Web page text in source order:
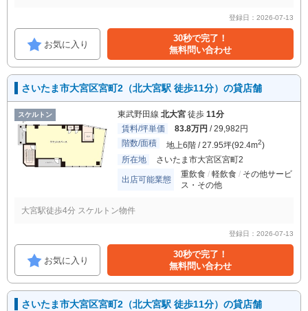
登録日：2026-07-13
お気に入り
30秒で完了！
無料問い合わせ
さいたま市大宮区宮町2（北大宮駅 徒歩11分）の貸店舗
スケルトン 東武野田線 北大宮 徒歩 11分
賃料/坪単価
83.8万円 / 29,982円
階数/面積
地上6階 / 27.95坪(92.4m2)
所在地
さいたま市大宮区宮町2
出店可能業態
重飲食 軽飲食
その他サービ
ス・その他
大宮駅徒歩4分 スケルトン物件
登録日：2026-07-13
お気に入り
30秒で完了！
無料問い合わせ
さいたま市大宮区宮町2（北大宮駅 徒歩11分）の貸店舗